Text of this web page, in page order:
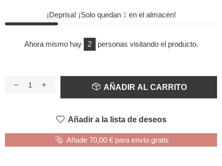
¡Deprisa! ¡Solo quedan 1 en el almacén!
Ahora mismo hay 2 personas visitando el producto.
AÑADIR AL CARRITO
Añadir a la lista de deseos
Añade 70,00 € para envío gratis